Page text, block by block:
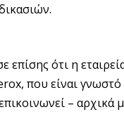
επίσης ότι η
που είναι
– αρχικά